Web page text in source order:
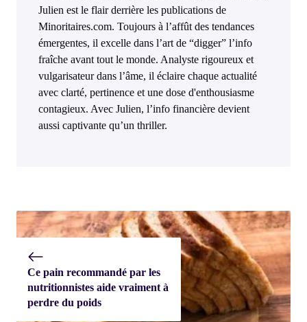
Julien est le flair derrière les publications de
Minoritaires.com. Toujours à l’affût des tendances
émergentes, il excelle dans l’art de “digger” l’info
fraîche avant tout le monde. Analyste rigoureux et
vulgarisateur dans l’âme, il éclaire chaque actualité
avec clarté, pertinence et une dose d'enthousiasme
contagieux. Avec Julien, l’info financière devient
aussi captivante qu’un thriller.
Ce pain recommandé par les
nutritionnistes aide vraiment à
perdre du poids